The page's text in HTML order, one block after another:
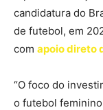
candidatura do
de futebol, em
com apoio direto
“O foco do
o futebol